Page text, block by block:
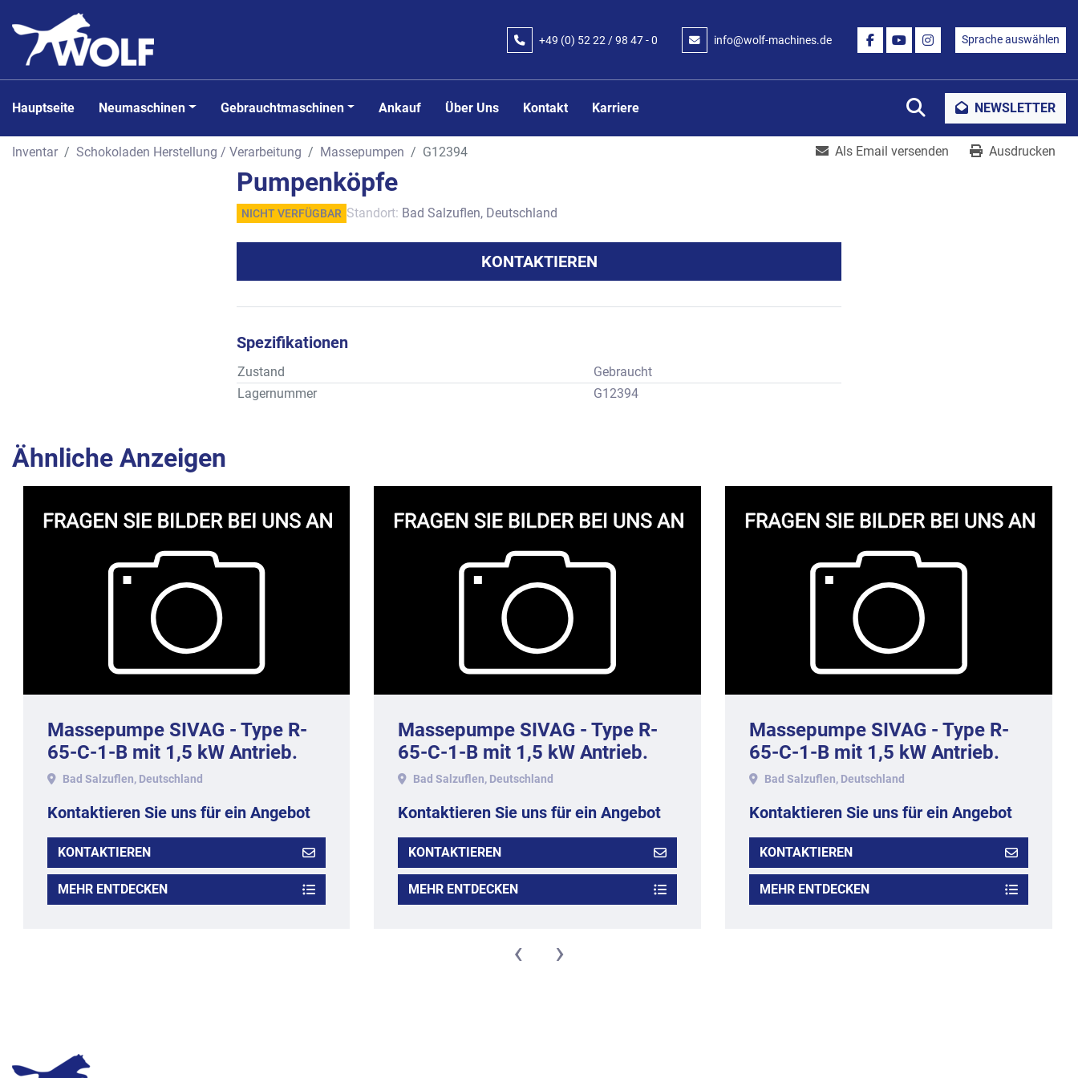
+49 (0) 52 22 / 98 47 - 0 info@wolf-machines.de
FACEBOOK
YOUTUBEINSTAGRAM
Sprache auswählen
Hauptseite Neumaschinen Gebrauchtmaschinen Ankauf Über Uns Kontakt Karriere SucheNEWSLETTER
Inventar Schokoladen Herstellung / Verarbeitung Massepumpen G12394 Als Email versenden Ausdrucken
Pumpenköpfe
NICHT VERFÜGBAR Standort: Bad Salzuflen, Deutschland
KONTAKTIEREN
Spezifikationen
Zustand
Gebraucht
Lagernummer
G12394
Ähnliche Anzeigen
Massepumpe SIVAG - Type R-
65-C-1-B mit 1,5 kW Antrieb.
Bad Salzuflen, Deutschland
Kontaktieren Sie uns für ein Angebot
KONTAKTIEREN
MEHR ENTDECKEN
Massepumpe SIVAG - Type R-
65-C-1-B mit 1,5 kW Antrieb.
Bad Salzuflen, Deutschland
Kontaktieren Sie uns für ein Angebot
KONTAKTIEREN
MEHR ENTDECKEN
Massepumpe SIVAG - Type R-
65-C-1-B mit 1,5 kW Antrieb.
Bad Salzuflen, Deutschland
Kontaktieren Sie uns für ein Angebot
KONTAKTIEREN
MEHR ENTDECKEN
‹ ›